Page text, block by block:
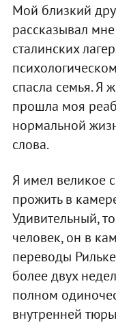
Мой близкий
рассказывал
сталинских
спасла семья. Я
прошла моя
нормальной
слова.
Я имел великое
прожить в
Удивительный,
человек, он в
переводы
более двух
полном
внутренней